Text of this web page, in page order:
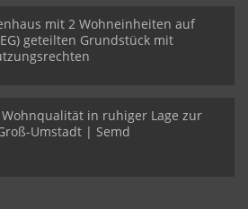
mit 2 Wohneinheiten auf
geteilten Grundstück mit
in ruhiger Lage zur
Umstadt | Semd